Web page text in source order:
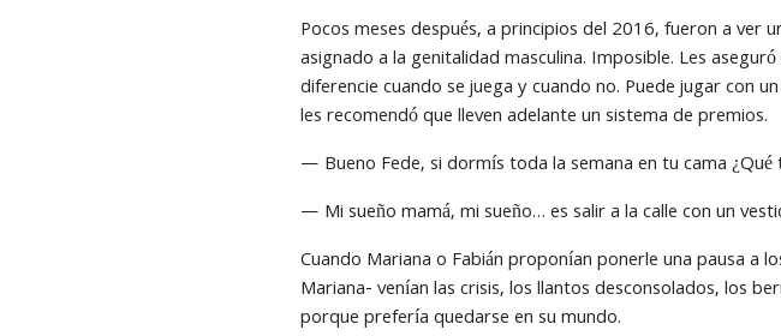
Pocos meses después, a principios del 2016, fueron a ver
asignado a la genitalidad masculina. Imposible. Les
diferencie cuando se juega y cuando no. Puede jugar con
les recomendó que lleven adelante un sistema de premios.
— Bueno Fede, si dormís toda la semana en tu cama
— Mi sueño mamá, mi sueño… es salir a la calle con un
Cuando Mariana o Fabián proponían ponerle una pausa a
Mariana- venían las crisis, los llantos desconsolados, los
porque prefería quedarse en su mundo.